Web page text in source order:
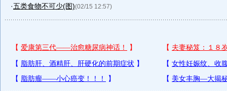
·五类食物不可少(图)(02/15 12:57)